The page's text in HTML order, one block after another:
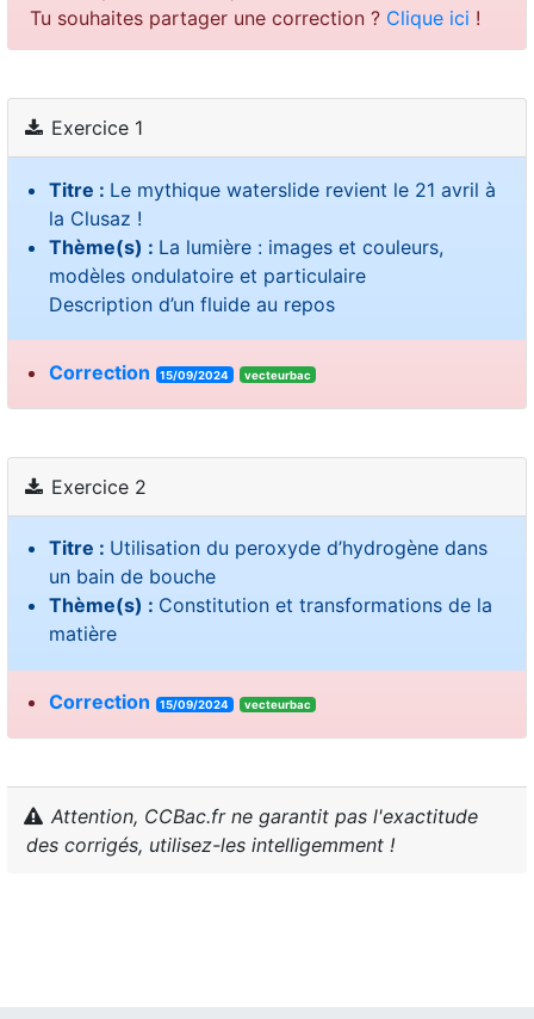
Tu souhaites partager une correction ? Clique ici !
Exercice 1
Titre : Le mythique waterslide revient le 21 avril à
la Clusaz !
Thème(s) : La lumière : images et couleurs,
modèles ondulatoire et particulaire
Description d’un fluide au repos
Correction 15/09/2024 vecteurbac
Exercice 2
Titre : Utilisation du peroxyde d’hydrogène dans
un bain de bouche
Thème(s) : Constitution et transformations de la
matière
Correction 15/09/2024 vecteurbac
Attention, CCBac.fr ne garantit pas l'exactitude
des corrigés, utilisez-les intelligemment !